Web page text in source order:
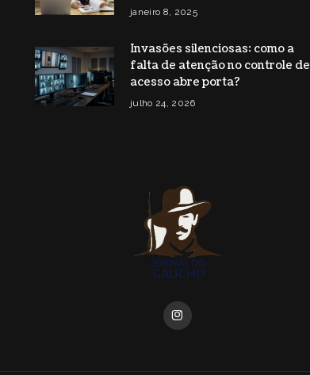
janeiro 8, 2025
Invasões silenciosas: como a
falta de atenção no controle de
acesso abre porta?
julho 24, 2026